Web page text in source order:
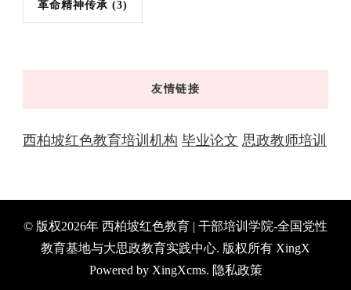
革命精神传承 (3)
友情链接
西柏坡红色教育培训机构 毕业论文 思政教师培训
© 版权2026年 西柏坡红色教育 | 干部培训学院-全国党性
教育基地与大思政教育实践中心. 版权所有 XingX
Powered by XingXcms. 隐私政策